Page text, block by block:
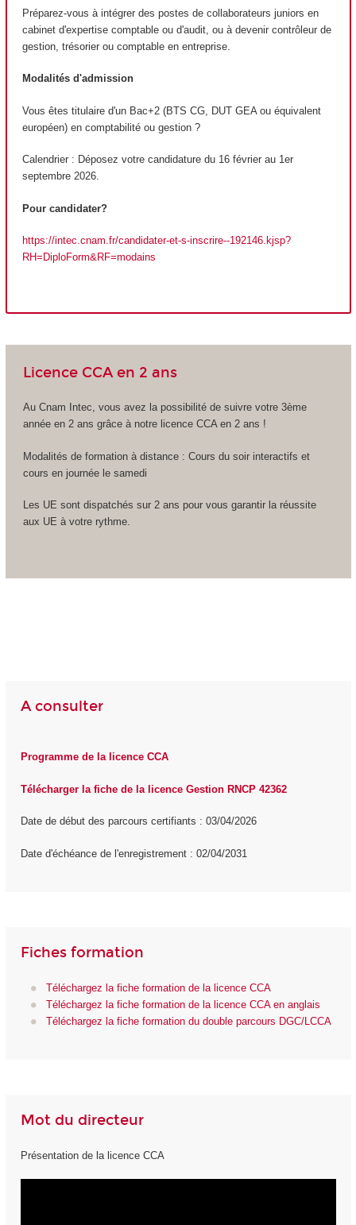
Préparez-vous à intégrer des postes de collaborateurs juniors en
cabinet d'expertise comptable ou d'audit, ou à devenir contrôleur de
gestion, trésorier ou comptable en entreprise.
Modalités d'admission
Vous êtes titulaire d'un Bac+2 (BTS CG, DUT GEA ou équivalent
européen) en comptabilité ou gestion ?
Calendrier : Déposez votre candidature du 16 février au 1er
septembre 2026.
Pour candidater?
https://intec.cnam.fr/candidater-et-s-inscrire--192146.kjsp?
RH=DiploForm&RF=modains
Licence CCA en 2 ans
Au Cnam Intec, vous avez la possibilité de suivre votre 3ème
année en 2 ans grâce à notre licence CCA en 2 ans !
Modalités de formation à distance : Cours du soir interactifs et
cours en journée le samedi
Les UE sont dispatchés sur 2 ans pour vous garantir la réussite
aux UE à votre rythme.
A consulter
Programme de la licence CCA
Télécharger la fiche de la licence Gestion RNCP 42362
Date de début des parcours certifiants : 03/04/2026
Date d'échéance de l'enregistrement : 02/04/2031
Fiches formation
Téléchargez la fiche formation de la licence CCA
Téléchargez la fiche formation de la licence CCA en anglais
Téléchargez la fiche formation du double parcours DGC/LCCA
Mot du directeur
Présentation de la licence CCA